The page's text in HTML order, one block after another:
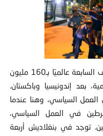
بنغلاديش دولة كبيرة سكانيًا، تصنف السابعة عالميًا بـ160 مليون
بعد إندونيسيا وباكستان.
السياسي، وهنا عندما
في العمل السياسي،
توجد في بنغلاديش أربعة